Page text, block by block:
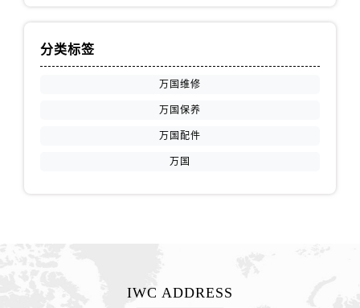
分类标签
万国维修
万国保养
万国配件
万国
IWC ADDRESS